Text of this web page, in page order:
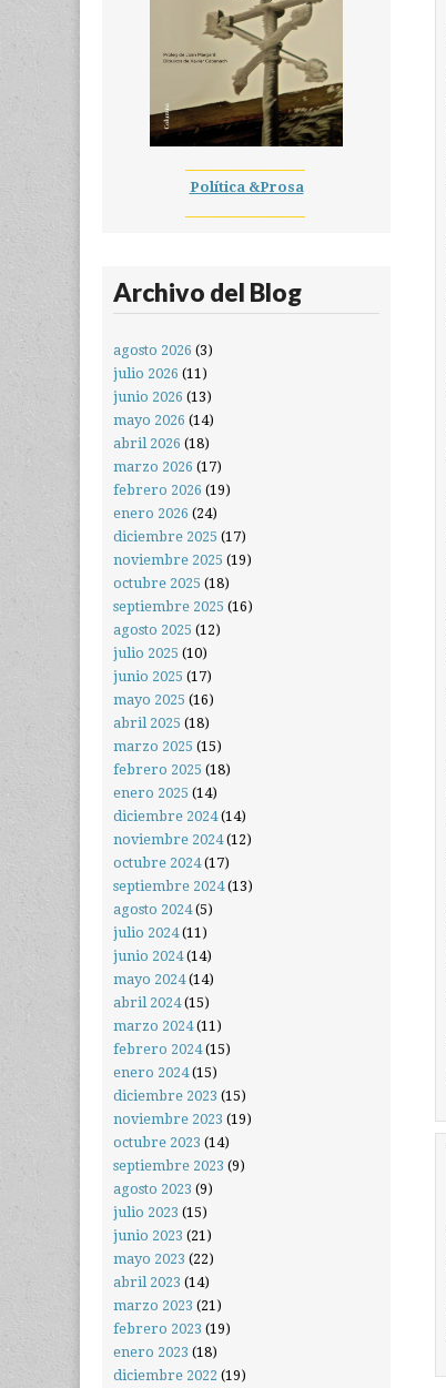
Política &Prosa
Archivo del Blog
agosto 2026 (3)
julio 2026 (11)
junio 2026 (13)
mayo 2026 (14)
abril 2026 (18)
marzo 2026 (17)
febrero 2026 (19)
enero 2026 (24)
diciembre 2025 (17)
noviembre 2025 (19)
octubre 2025 (18)
septiembre 2025 (16)
agosto 2025 (12)
julio 2025 (10)
junio 2025 (17)
mayo 2025 (16)
abril 2025 (18)
marzo 2025 (15)
febrero 2025 (18)
enero 2025 (14)
diciembre 2024(14)
noviembre 2024(12)
octubre 2024(17)
septiembre 2024(13)
agosto 2024(5)
julio 2024(11)
junio 2024(14)
mayo 2024(14)
abril 2024(15)
marzo 2024(11)
febrero 2024(15)
enero 2024(15)
diciembre 2023 (15)
noviembre 2023 (19)
octubre 2023 (14)
septiembre 2023 (9)
agosto 2023 (9)
julio 2023 (15)
junio 2023 (21)
mayo 2023 (22)
abril 2023 (14)
marzo 2023 (21)
febrero 2023 (19)
enero 2023 (18)
diciembre 2022 (19)